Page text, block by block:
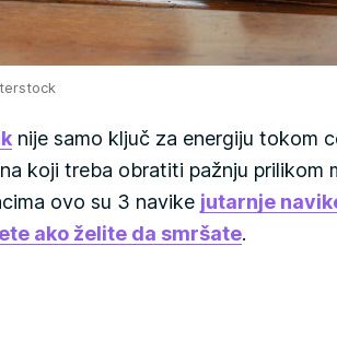
nije samo ključ za energiju tokom
koji treba obratiti pažnju prilikom
ovo su 3 navike jutarnje
ako želite da smršate.